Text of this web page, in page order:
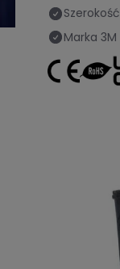
Szerokość
Marka 3M